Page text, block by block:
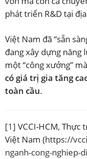
phát triển R&D tại
Việt Nam đã “sẵn
đang xây dựng năng
một “công xưởng”
có giá trị gia tăng
toàn cầu.
[1] VCCI-HCM, Thực
Việt Nam (https://
nganh-cong-nghiep-